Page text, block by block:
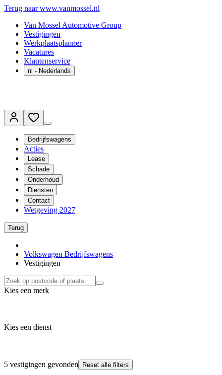
Terug naar www.vanmossel.nl
Van Mossel Automotive Group
Vestigingen
Werkplaatsplanner
Vacatures
Klantenservice
nl - Nederlands
Bedrijfswagens
Acties
Lease
Schade
Onderhoud
Diensten
Contact
Wetgeving 2027
Terug
Volkswagen Bedrijfswagens
Vestigingen
Kies een merk
Kies een dienst
5 vestigingen gevonden Reset alle filters